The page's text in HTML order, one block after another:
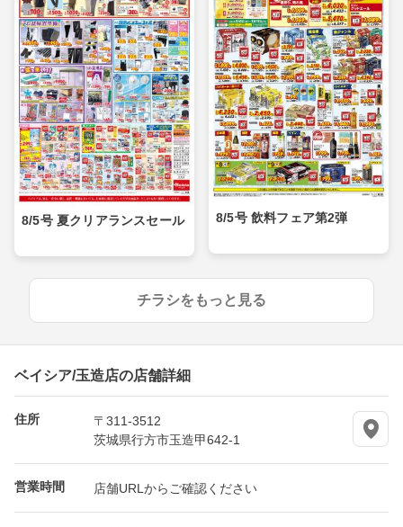
8/5号 夏クリアランスセール 8/5号 飲料フェア第2弾
チラシをもっと見る
ベイシア/玉造店の店舗詳細
住所
〒311-3512
茨城県行方市玉造甲642-1
営業時間 店舗URLからご確認ください